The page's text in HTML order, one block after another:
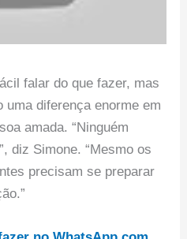
falar do que fazer, mas
diferença enorme em
amada. “Ninguém
diz Simone. “Mesmo os
precisam se preparar